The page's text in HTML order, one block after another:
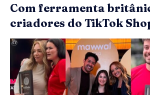
Com ferramenta
criadores do TikTok